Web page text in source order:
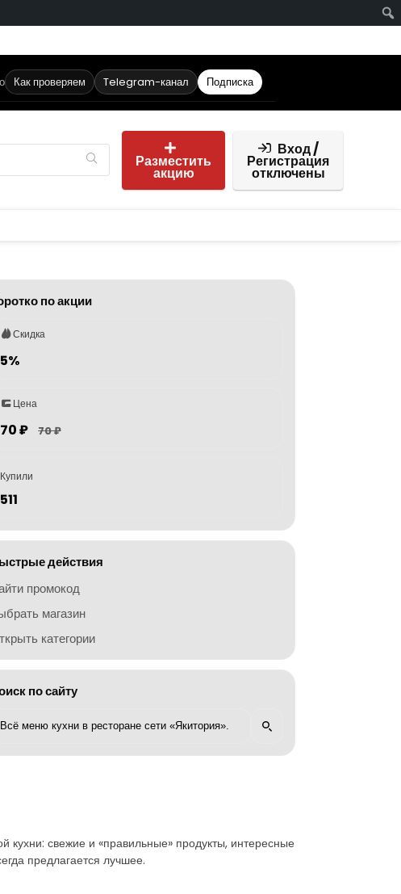
Как проверяем Telegram-канал Подписка
Разместить
акцию
Вход /
Регистрация
отключены
по акции
Скидка
5%
Цена
70 ₽ 70 ₽
Купили
511
действия
промокод
магазин
категории
по сайту
свежие и «правильные» продукты, интересные
предлагается лучшее.